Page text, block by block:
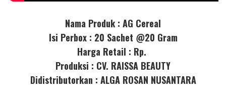
Nama Produk : AG Cereal
Isi Perbox : 20 Sachet @20 Gram
Harga Retail : Rp.
Produksi : CV. RAISSA BEAUTY
Didistributorkan : ALGA ROSAN NUSANTARA